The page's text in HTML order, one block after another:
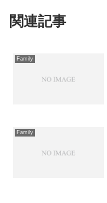
関連記事
Family
Family